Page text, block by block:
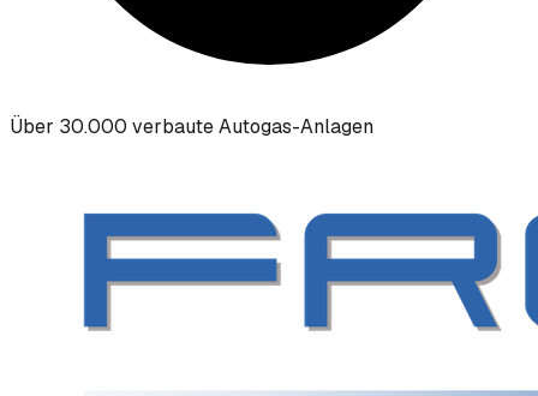
Über 30.000 verbaute Autogas-Anlagen